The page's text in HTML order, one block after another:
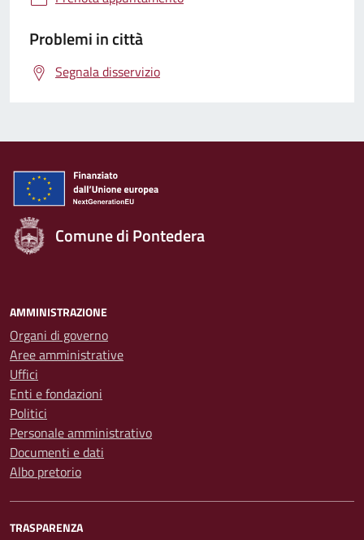
Problemi in città
Segnala disservizio
Comune di Pontedera
AMMINISTRAZIONE
Organi di governo
Aree amministrative
Uffici
Enti e fondazioni
Politici
Personale amministrativo
Documenti e dati
Albo pretorio
TRASPARENZA